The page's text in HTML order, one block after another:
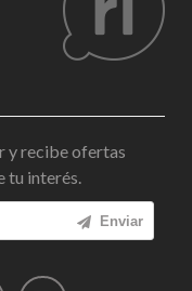
y recibe ofertas
tu interés.
Enviar